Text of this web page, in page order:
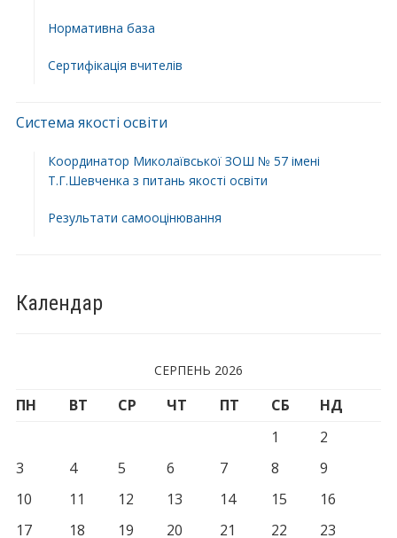
Нормативна база
Сертифікація вчителів
Система якості освіти
Координатор Миколаївської ЗОШ № 57 імені
Т.Г.Шевченка з питань якості освіти
Результати самооцінювання
Календар
СЕРПЕНЬ 2026
ПН ВТ СР ЧТ ПТ СБ
НД
1
2
3
4 5 6 7 8
9
10
11 12 13 14 15
16
17
18 19 20 21 22 23